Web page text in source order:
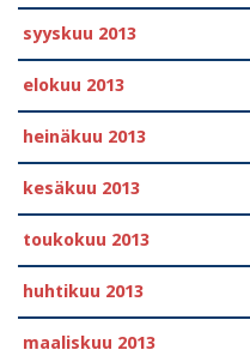
syyskuu 2013
elokuu 2013
heinäkuu 2013
kesäkuu 2013
toukokuu 2013
huhtikuu 2013
maaliskuu 2013